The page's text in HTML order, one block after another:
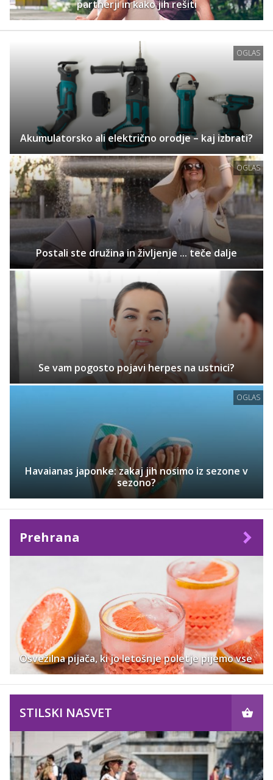
partnerji in kako jih rešiti
OGLAS
Akumulatorsko ali električno orodje – kaj izbrati?
OGLAS
Postali ste družina in življenje ... teče dalje
Se vam pogosto pojavi herpes na ustnici?
OGLAS
Havaianas japonke: zakaj jih nosimo iz sezone v
sezono?
Prehrana
Osvežilna pijača, ki jo letošnje poletje pijemo vse
STILSKI NASVET